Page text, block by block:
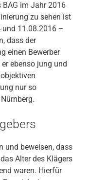
im Jahr 2016
zu sehen ist
11.08.2016 –
dass der
einen Bewerber
ebenso jung und
nur so
und beweisen, dass
Alter des Klägers
waren. Hierfür